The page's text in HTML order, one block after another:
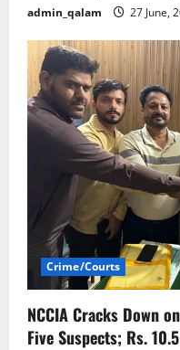
admin_qalam 27 June,
Crime/Courts
NCCIA Cracks Down
Five Suspects; Rs.